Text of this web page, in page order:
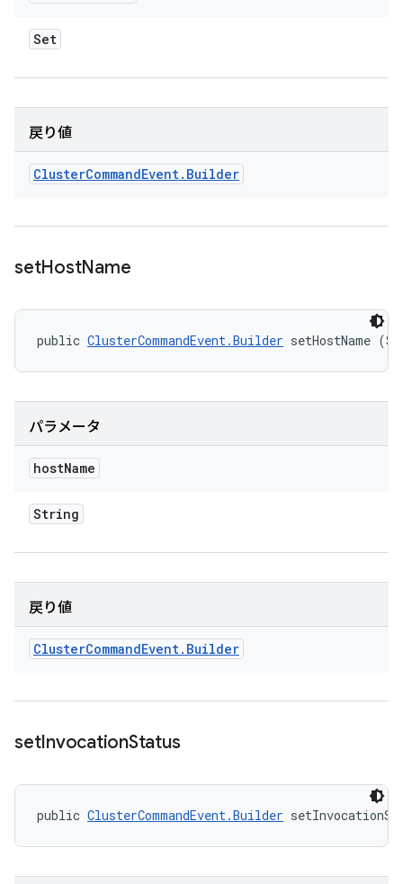
Set
戻り値
ClusterCommandEvent. Builder
setHostName
public ClusterCommandEvent.Builder setHostName
パラメータ
hostName
String
戻り値
ClusterCommandEvent. Builder
setInvocationStatus
public ClusterCommandEvent.Builder